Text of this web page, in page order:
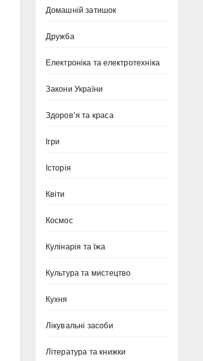
Домашній затишок
Дружба
Електроніка та електротехніка
Закони України
Здоров’я та краса
Ігри
Історія
Квіти
Космос
Кулінарія та їжа
Культура та мистецтво
Кухня
Лікувальні засоби
Література та книжки